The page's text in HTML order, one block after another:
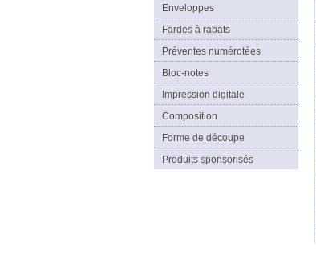
Enveloppes
Fardes à rabats
Préventes numérotées
Bloc-notes
Impression digitale
Composition
Forme de découpe
Produits sponsorisés